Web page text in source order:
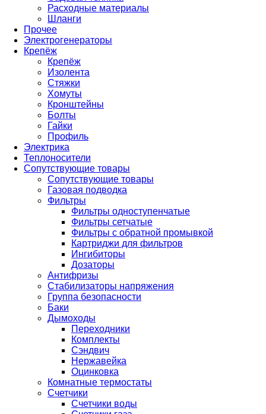
Расходные материалы
Шланги
Прочее
Электрогенераторы
Крепёж
Крепёж
Изолента
Стяжки
Хомуты
Кронштейны
Болты
Гайки
Профиль
Электрика
Теплоносители
Сопутствующие товары
Сопутствующие товары
Газовая подводка
Фильтры
Фильтры одноступенчатые
Фильтры сетчатые
Фильтры с обратной промывкой
Картриджи для фильтров
Ингибиторы
Дозаторы
Антифризы
Стабилизаторы напряжения
Группа безопасности
Баки
Дымоходы
Переходники
Комплекты
Сэндвич
Нержавейка
Оцинковка
Комнатные термостаты
Счетчики
Счетчики воды